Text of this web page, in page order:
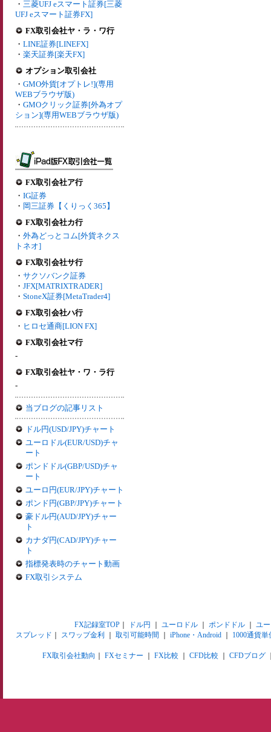
・ 三菱UFJ eスマート証券[三菱
UFJ eスマート証券FX]
FX取引会社ヤ・ラ・ワ行
・ LINE証券[LINEFX]
・ 楽天証券[楽天FX]
オプション取引会社
・ GMO外貨[オプトレ!](専用
WEBブラウザ版)
・ GMOクリック証券[外為オプ
ション](専用WEBブラウザ版)
FX取引会社ア行
・ IG証券
・ 岡三証券【くりっく365】
FX取引会社カ行
・ 外為どっとコム[外貨ネクス
トネオ]
FX取引会社サ行
・ サクソバンク証券
・ JFX[MATRIXTRADER]
・ StoneX証券[MetaTrader4]
FX取引会社ハ行
・ ヒロセ通商[LION FX]
FX取引会社マ行
-
FX取引会社ヤ・ワ・ラ行
-
当ブログの記事リスト
ドル円(USD/JPY)チャート
ユーロドル(EUR/USD)チャ
ート
ポンドドル(GBP/USD)チャ
ート
ユーロ円(EUR/JPY)チャート
ポンド円(GBP/JPY)チャート
豪ドル円(AUD/JPY)チャー
ト
カナダ円(CAD/JPY)チャー
ト
指標発表時のチャート動画
FX取引システム
FX記録室TOP｜ ドル円 ユーロドル｜ ポンドドル｜ ユ
スプレッド
スワップ金利 取引可能時間 iPhone・Android 1000通貨単
FX取引会社動向 FXセミナー FX比較 CFD比較 CFDブログ